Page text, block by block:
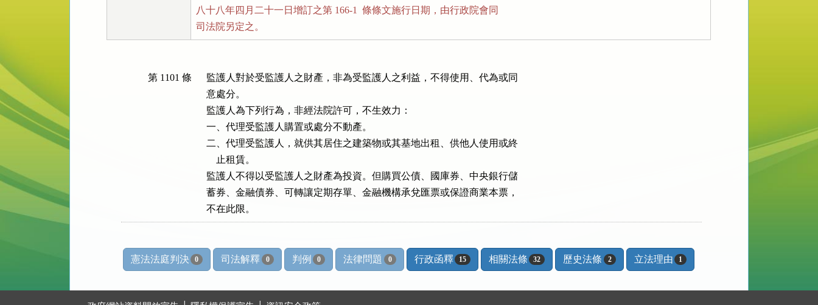
八十八年四月二十一日增訂之第 166-1  條條文施行日期，由行政院會同
司法院另定之。
第 1101 條
監護人對於受監護人之財產，非為受監護人之利益，不得使用、代為或同
意處分。
監護人為下列行為，非經法院許可，不生效力：
一、代理受監護人購置或處分不動產。
二、代理受監護人，就供其居住之建築物或其基地出租、供他人使用或終
    止租賃。
監護人不得以受監護人之財產為投資。但購買公債、國庫券、中央銀行儲
蓄券、金融債券、可轉讓定期存單、金融機構承兌匯票或保證商業本票，
不在此限。
憲法法庭判決 0 司法解釋 0 判例 0 法律問題 0 行政函釋 15 相關法條 32 歷史法條 2 立法理由 1